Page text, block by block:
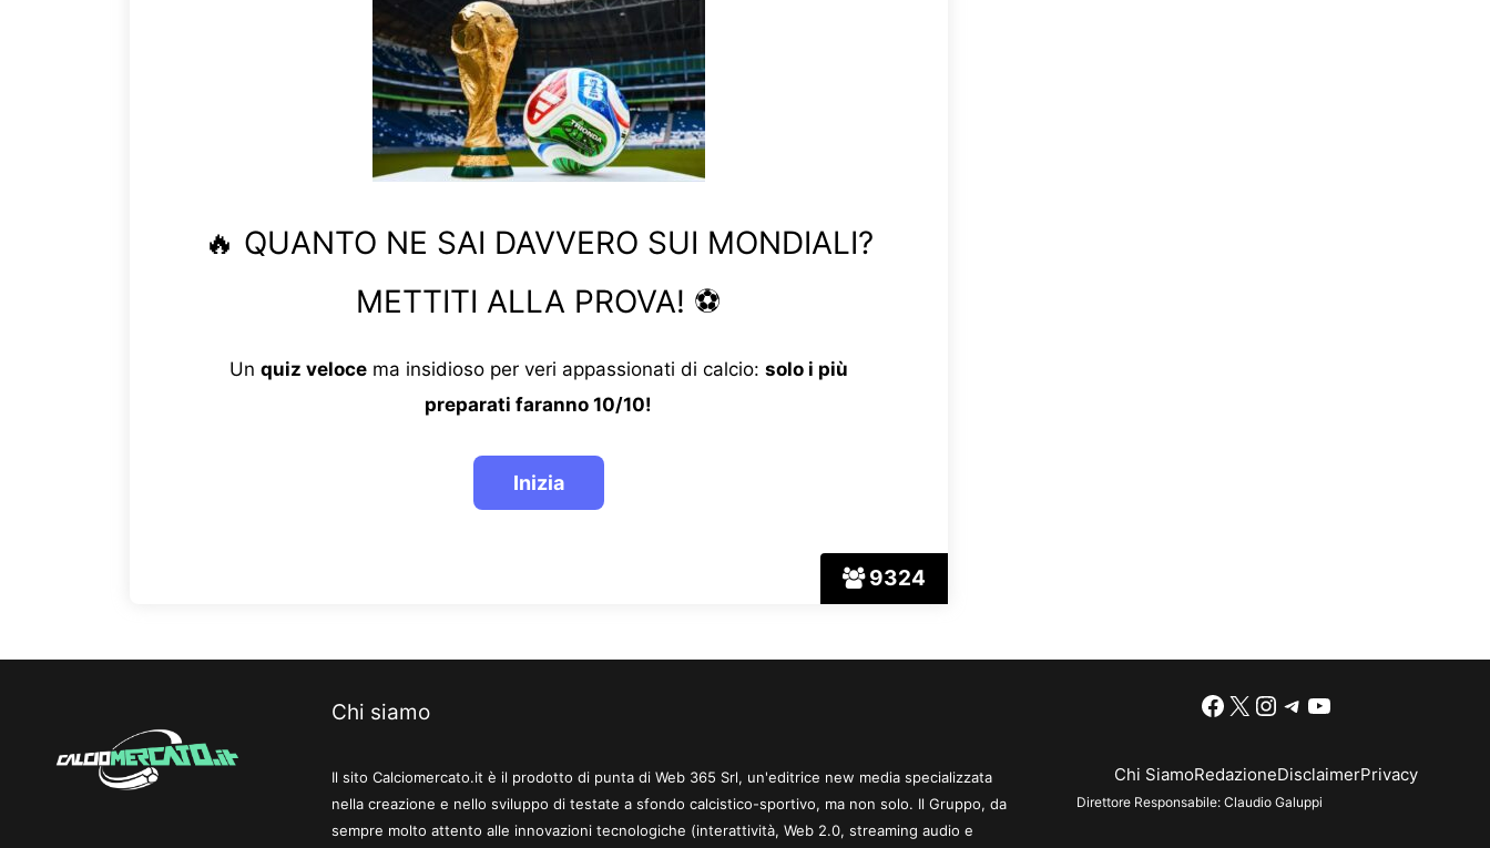
9324
🔥 QUANTO NE SAI DAVVERO SUI MONDIALI?
METTITI ALLA PROVA! ⚽
Un quiz veloce ma insidioso per veri appassionati di calcio:
solo i più
preparati faranno 10/10!
Chi siamo
Il sito Calciomercato.it è il prodotto di punta di Web 365 Srl, un'editrice new media specializzata
sempre molto attento alle innovazioni tecnologiche (interattività, Web 2.0, streaming audio e
Facebook
X Instagram
Telegram
YouTube
Chi Siamo Redazione Disclaimer Privacy